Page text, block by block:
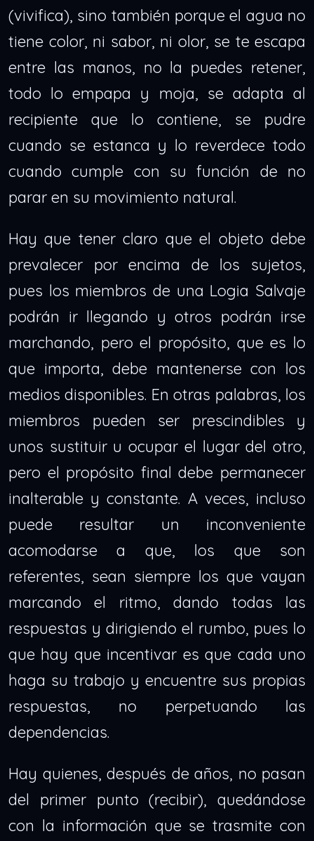
(vivifica), sino también porque el agua no
tiene color, ni sabor, ni olor, se te escapa
entre las manos, no la puedes retener,
todo lo empapa y moja, se adapta al
recipiente que lo contiene, se pudre
cuando se estanca y lo reverdece todo
cuando cumple con su función de no
parar en su movimiento natural.
Hay que tener claro que el objeto debe
prevalecer por encima de los sujetos,
pues los miembros de una Logia Salvaje
podrán ir llegando y otros podrán irse
marchando, pero el propósito, que es lo
que importa, debe mantenerse con los
medios disponibles. En otras palabras, los
miembros pueden ser prescindibles y
unos sustituir u ocupar el lugar del otro,
pero el propósito final debe permanecer
inalterable y constante. A veces, incluso
puede resultar un inconveniente
acomodarse a que, los que son
referentes, sean siempre los que vayan
marcando el ritmo, dando todas las
respuestas y dirigiendo el rumbo, pues lo
que hay que incentivar es que cada uno
haga su trabajo y encuentre sus propias
respuestas, no perpetuando las
dependencias.
Hay quienes, después de años, no pasan
del primer punto (recibir), quedándose
con la información que se trasmite con